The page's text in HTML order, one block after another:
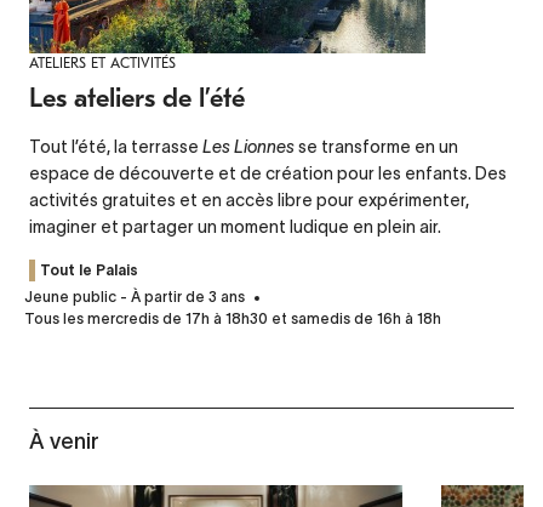
ATELIERS ET ACTIVITÉS
Les ateliers de l’été
Tout l’été, la terrasse Les Lionnesse transforme en un
espace de découverte et de création pour les enfants. Des
activités gratuites et en accès libre pour expérimenter,
imaginer et partager un moment ludique en plein air.
Tout le Palais
Jeune public - À partir de 3 ans
Tous les mercredis de 17h à 18h30 et samedis de 16h à 18h
À venir